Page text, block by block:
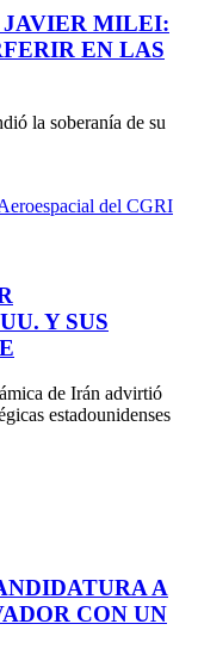
JAVIER MILEI:
EN LAS
la soberanía de su
Y SUS
de Irán advirtió
estadounidenses
A
CON UN